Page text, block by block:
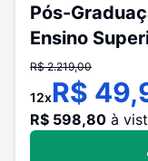
Pós-
Ensino
R$2.219,00
12xR$
R$ 598,80 à